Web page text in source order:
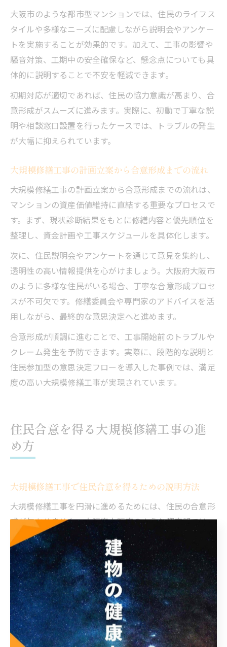
大阪市のような都市型マンションでは、住民のライフス
タイルや多様なニーズに配慮しながら説明会やアンケー
トを実施することが効果的です。加えて、工事の影響や
騒音対策、工期中の安全確保など、懸念点についても具
体的に説明することで不安を軽減できます。
初期対応が適切であれば、住民の協力意識が高まり、合
意形成がスムーズに進みます。実際に、初動で丁寧な説
明や相談窓口設置を行ったケースでは、トラブルの発生
が大幅に抑えられています。
大規模修繕工事の計画立案から合意形成までの流れ
大規模修繕工事の計画立案から合意形成までの流れは、
マンションの資産価値維持に直結する重要なプロセスで
す。まず、現状診断結果をもとに修繕内容と優先順位を
整理し、資金計画や工事スケジュールを具体化します。
次に、住民説明会やアンケートを通じて意見を集約し、
透明性の高い情報提供を心がけましょう。大阪府大阪市
のように多様な住民がいる場合、丁寧な合意形成プロセ
スが不可欠です。修繕委員会や専門家のアドバイスを活
用しながら、最終的な意思決定へと進めます。
合意形成が順調に進むことで、工事開始前のトラブルや
クレーム発生を予防できます。実際に、段階的な説明と
住民参加型の意思決定フローを導入した事例では、満足
度の高い大規模修繕工事が実現されています。
住民合意を得る大規模修繕工事の進
め方
大規模修繕工事で住民合意を得るための説明方法
大規模修繕工事を円滑に進めるためには、住民の合意形
成が欠かせません。大阪府大阪市のような都市部では、
住民のライフスタイルや価値観も多様化しており、説明
内容や手順に工夫が必要です。まず、なぜ修繕工事が必
要なのか、具体的な劣化状況や将来のリスクを写真や図
表を活用して丁寧に伝えることが重要です。
次に、工事内容やスケジュール、資金計画などを分かり
やすく資料化し、住民説明会や掲示板、回覧板などを活
用して情報を周知します。特に大阪市のマンションで